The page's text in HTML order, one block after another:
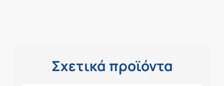
Σχετικά προϊόντα